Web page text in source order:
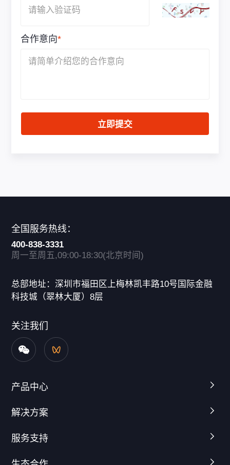
合作意向*
立即提交
全国服务热线：
400-838-3331
周一至周五,09:00-18:30(北京时间)
总部地址：深圳市福田区上梅林凯丰路10号国际金融
科技城（翠林大厦）8层
关注我们
产品中心
解决方案
服务支持